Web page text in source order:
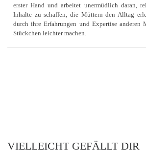
erster Hand und arbeitet unermüdlich daran,
Inhalte zu schaffen, die Müttern den Alltag
durch ihre Erfahrungen und Expertise anderen
Stückchen leichter machen.
VIELLEICHT GEFÄLLT DIR